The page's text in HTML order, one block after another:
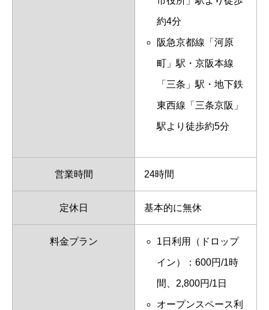
約4分
阪急京都線「河原
町」駅・京阪本線
「三条」駅・地下鉄
東西線「三条京阪」
駅より徒歩約5分
営業時間 24時間
定休日 基本的に無休
料金プラン 1日利用（ドロップ
イン）：600円/1時
間、2,800円/1日
オープンスペース利